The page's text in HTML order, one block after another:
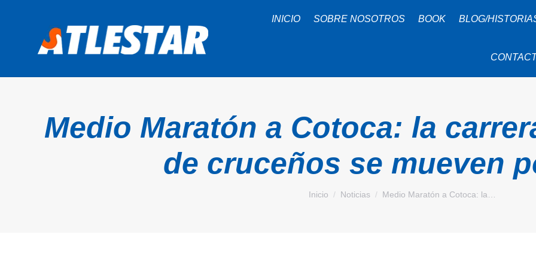
INICIO SOBRE NOSOTROS BOOK BLOG/
Medio Maratón a Cotoca: la
de cruceños se mueven
Estás aquí:
Inicio Noticias Medio Maratón a Cotoca: la…